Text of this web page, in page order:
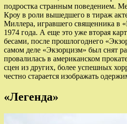
подростка странным поведением.
Кроу в роли вышедшего в тираж
Миллера, игравшего священника в
1974 года. А еще это уже вторая
бесами, после прошлогоднего
самом деле «Экзорцизм» был снят
провалилась в американском
сцен из других, более успешных
честно старается изображать
«Легенда»